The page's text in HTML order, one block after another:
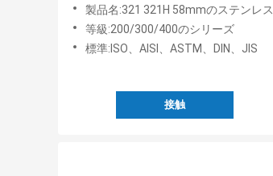
製品名:321 321H 58mmのステンレス鋼の管
等級:200/300/400のシリーズ
標準:ISO、AISI、ASTM、DIN、JIS
接触